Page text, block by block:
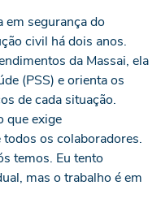
em segurança do
civil há dois anos.
da Massai, ela
(PSS) e orienta os
de cada situação.
que exige
os colaboradores.
temos. Eu tento
mas o trabalho é em